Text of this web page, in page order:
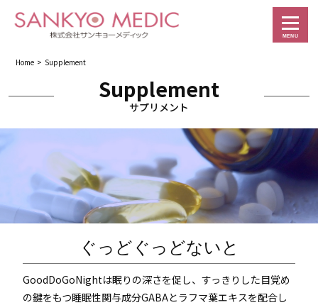
MENU
Home > Supplement
Supplement
サプリメント
ぐっどぐっどないと
GoodDoGoNightは眠りの深さを促し、すっきりした目覚め
の鍵をもつ睡眠性関与成分GABAとラフマ葉エキスを配合し